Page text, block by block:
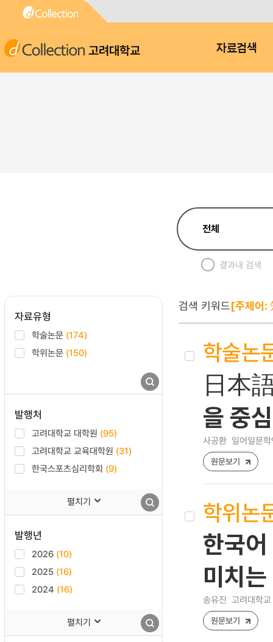
고려대학교 자료검색
결과내 검색
자료유형
학술논문 (174)
학위논문 (150)
발행처
고려대학교 대학원 (95)
고려대학교 교육대학원 (31)
한국스포츠심리학회 (9)
펼치기
발행년
2026 (10)
2025 (16)
2024 (16)
펼치기
검색 키워드[주제어:
학술논
日本
을 중
사공환 일어일문
원문보기
학위논
한국
미치
송유진 고려대학
원문보기